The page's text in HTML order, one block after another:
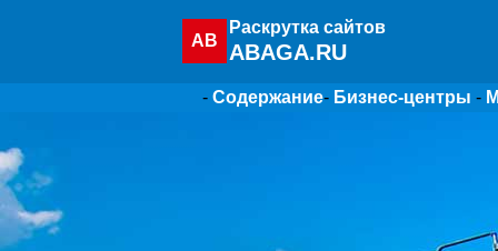
AB
Раскрутка сайтов
ABAGA.RU
- Содержание- Бизнес-центры -